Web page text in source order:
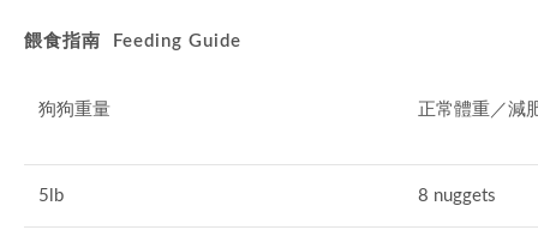
餵食指南 Feeding Guide
狗狗重量 正常體重／減
5lb 8 nuggets